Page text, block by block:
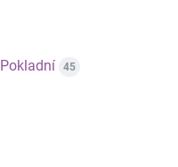
Pokladní 45